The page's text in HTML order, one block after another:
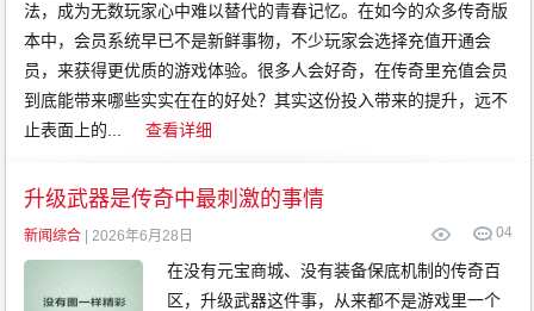
法，成为无数玩家心中难以替代的青春记忆。在如今的众多传奇版
本中，会员系统早已不是新鲜事物，不少玩家会选择充值开通会
员，来获得更优质的游戏体验。很多人会好奇，在传奇里充值会员
到底能带来哪些实实在在的好处？其实这份投入带来的提升，远不
止表面上的...
查看详细
升级武器是传奇中最刺激的事情
4
0
新闻综合 | 2026年6月28日
在没有元宝商城、没有装备保底机制的传奇百
区，升级武器这件事，从来都不是游戏里一个